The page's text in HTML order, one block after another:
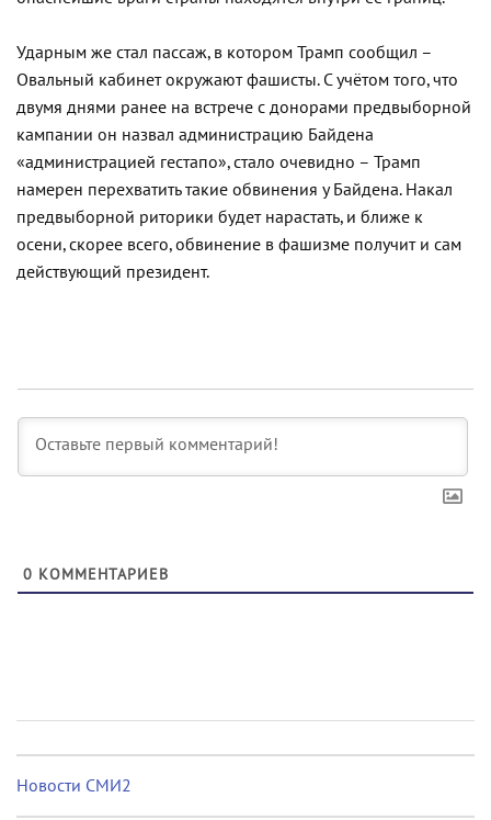
Ударным же стал пассаж, в котором Трамп сообщил –
Овальный кабинет окружают фашисты. С учётом того, что
двумя днями ранее на встрече с донорами предвыборной
кампании он назвал администрацию Байдена
«администрацией гестапо», стало очевидно – Трамп
намерен перехватить такие обвинения у Байдена. Накал
предвыборной риторики будет нарастать, и ближе к
осени, скорее всего, обвинение в фашизме получит и сам
действующий президент.
0 КОММЕНТАРИЕВ
Новости СМИ2